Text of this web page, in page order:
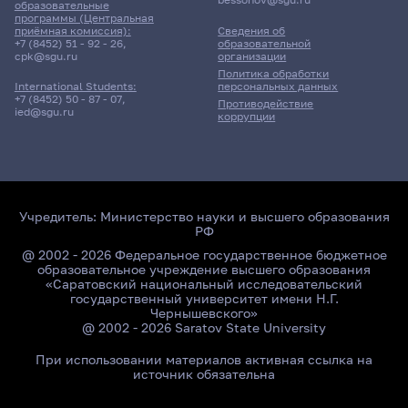
Главные
образовательные
программы (Центральная
приёмная комиссия):
+7 (8452) 51 - 92 - 26,
cpk@sgu.ru
International Students:
+7 (8452) 50 - 87 - 07,
ied@sgu.ru
Сведения об
образовательной
организации
Политика обработки
персональных данных
Противодействие
коррупции
Учредитель: Министерство науки и высшего образования
РФ
@ 2002 - 2026 Федеральное государственное бюджетное
образовательное учреждение высшего образования
«Саратовский национальный исследовательский
государственный университет имени Н.Г.
Чернышевского»
@ 2002 - 2026 Saratov State University
При использовании материалов активная ссылка на
источник обязательна